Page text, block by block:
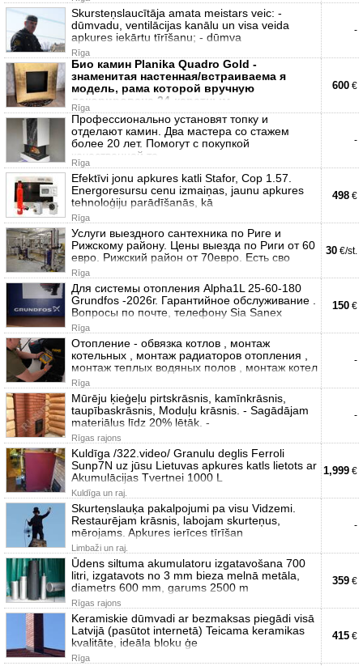
Skursteņslaucītāja amata meistars veic: -
dūmvadu, ventilācijas kanālu un visa veida
apkures iekārtu tīrīšanu; - dūmva
Rīga
-
Био камин Planika Quadro Gold -
знаменитая настенная/встраиваема я
модель, рама которой вручную
декорирована 24-каратным
Rīga
600 €
Профессионально установят топку и
отделают камин. Два мастера со стажем
более 20 лет. Помогут с покупкой
качественной то
Rīga
-
Efektīvi jonu apkures katli Stafor, Cop 1.57.
Energoresursu cenu izmaiņas, jaunu apkures
tehnoloģiju parādīšanās, kā
Rīga
498 €
Услуги выездного сантехника по Риге и
Рижскому району. Цены выезда по Риги от 60
евро. Рижский район от 70евро. Есть сво
Rīga
30 €/st.
Для системы отопления Alpha1L 25-60-180
Grundfos -2026г. Гарантийное обслуживание .
Вопросы по почте, телефону Sia Sanex
Rīga
150 €
Отопление - обвязка котлов , монтаж
котельных , монтаж радиаторов отопления ,
монтаж теплых водяных полов , монтаж котел
Rīga
-
Mūrēju ķieģeļu pirtskrāsnis, kamīnkrāsnis,
taupībaskrāsnis, Moduļu krāsnis. - Sagādājam
materiālus līdz 20% lētāk. -
Rīgas rajons
-
Kuldīga /322.video/ Granulu deglis Ferroli
Sunp7N uz jūsu Lietuvas apkures katls lietots ar
Akumulācijas Tvertnei 1000 L
Kuldīga un raj.
1,999 €
Skurteņslauķa pakalpojumi pa visu Vidzemi.
Restaurējam krāsnis, labojam skurteņus,
mērojams. Apkures ierīces tīrīšan
Limbaži un raj.
-
Ūdens siltuma akumulatoru izgatavošana 700
litri, izgatavots no 3 mm bieza melnā metāla,
diametrs 600 mm, garums 2500 m
Rīgas rajons
359 €
Keramiskie dūmvadi ar bezmaksas piegādi visā
Latvijā (pasūtot internetā) Teicama keramikas
kvalitāte, ideāla bloku ģe
Rīga
415 €